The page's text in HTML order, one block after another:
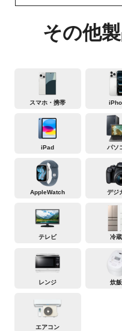
その他
スマホ・携帯
iPad パソ
AppleWatch デジ
テレビ 冷
レンジ 炊
エアコン